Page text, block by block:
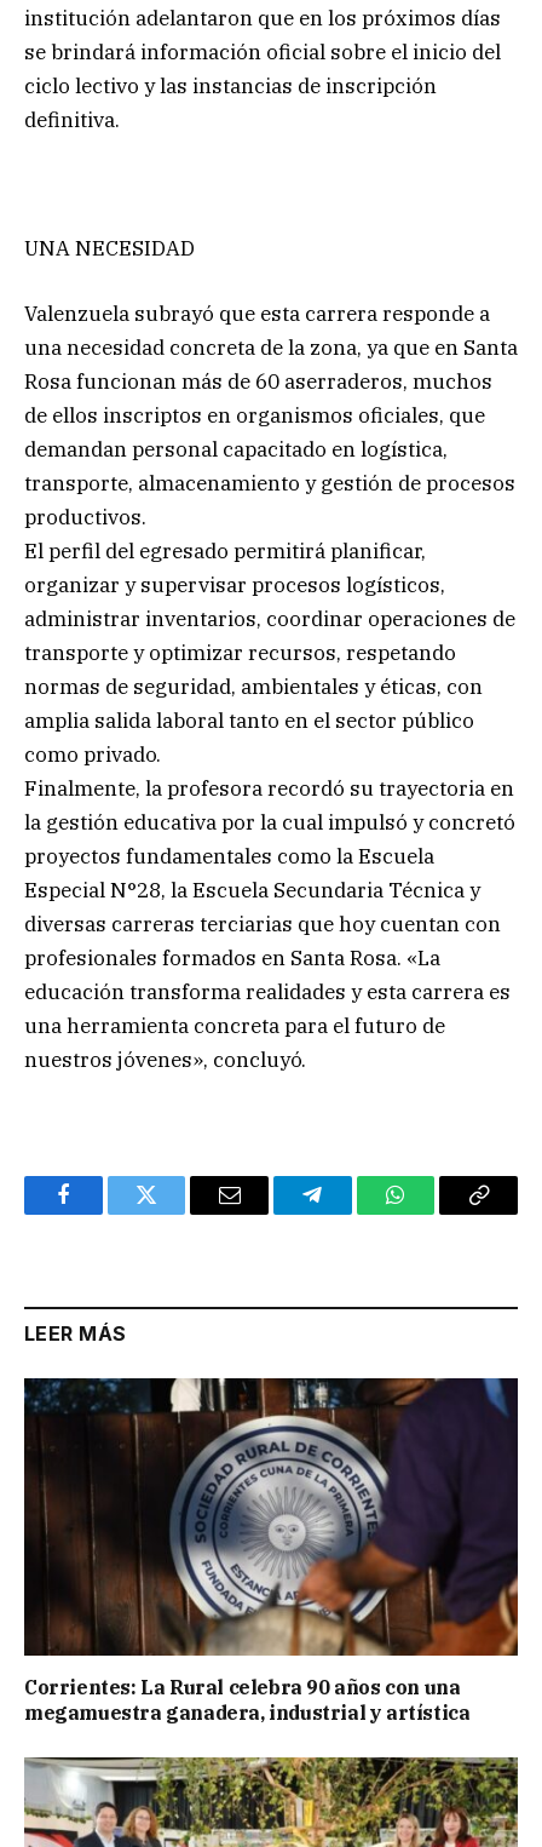
institución adelantaron que en los próximos días
se brindará información oficial sobre el inicio del
ciclo lectivo y las instancias de inscripción
definitiva.
UNA NECESIDAD
Valenzuela subrayó que esta carrera responde a
una necesidad concreta de la zona, ya que en Santa
Rosa funcionan más de 60 aserraderos, muchos
de ellos inscriptos en organismos oficiales, que
demandan personal capacitado en logística,
transporte, almacenamiento y gestión de procesos
productivos.
El perfil del egresado permitirá planificar,
organizar y supervisar procesos logísticos,
administrar inventarios, coordinar operaciones de
transporte y optimizar recursos, respetando
normas de seguridad, ambientales y éticas, con
amplia salida laboral tanto en el sector público
como privado.
Finalmente, la profesora recordó su trayectoria en
la gestión educativa por la cual impulsó y concretó
proyectos fundamentales como la Escuela
Especial N°28, la Escuela Secundaria Técnica y
diversas carreras terciarias que hoy cuentan con
profesionales formados en Santa Rosa. «La
educación transforma realidades y esta carrera es
una herramienta concreta para el futuro de
nuestros jóvenes», concluyó.
FacebookTwitter Email TelegramWhatsAppCopy
LEER MÁS
Corrientes: La Rural celebra 90 años con una
megamuestra ganadera, industrial y artística